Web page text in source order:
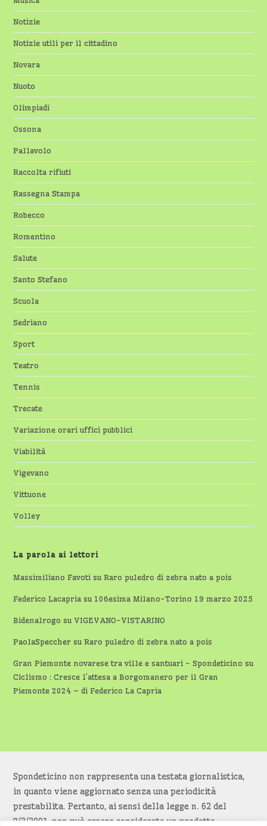
Notizie
Notizie utili per il cittadino
Novara
Nuoto
Olimpiadi
Ossona
Pallavolo
Raccolta rifiuti
Rassegna Stampa
Robecco
Romentino
Salute
Santo Stefano
Scuola
Sedriano
Sport
Teatro
Tennis
Trecate
Variazione orari uffici pubblici
Viabilità
Vigevano
Vittuone
Volley
La parola ai lettori
Massimiliano Favoti suRaro puledro di zebra nato a pois
Federico Lacapria su 106esima Milano-Torino 19 marzo 2025
Bidenalrogo su VIGEVANO-VISTARINO
PaolaSpeccher suRaro puledro di zebra nato a pois
Gran Piemonte novarese tra ville e santuari - Spondeticino su
Ciclismo : Cresce l’attesa a Borgomanero per il Gran
Piemonte 2024 – di Federico La Capria
Spondeticino non rappresenta una testata giornalistica,
in quanto viene aggiornato senza una periodicità
prestabilita. Pertanto, ai sensi della legge n. 62 del
7/3/2001, non può essere considerato un prodotto